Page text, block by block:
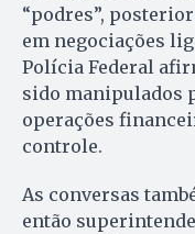
“podres”,
em negociações
Polícia Federal
sido manipulados
operações
controle.
As conversas
então